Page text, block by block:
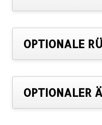
OPTIONALE
OPTIONALER